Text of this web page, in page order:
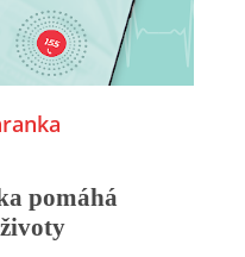
pomáhá